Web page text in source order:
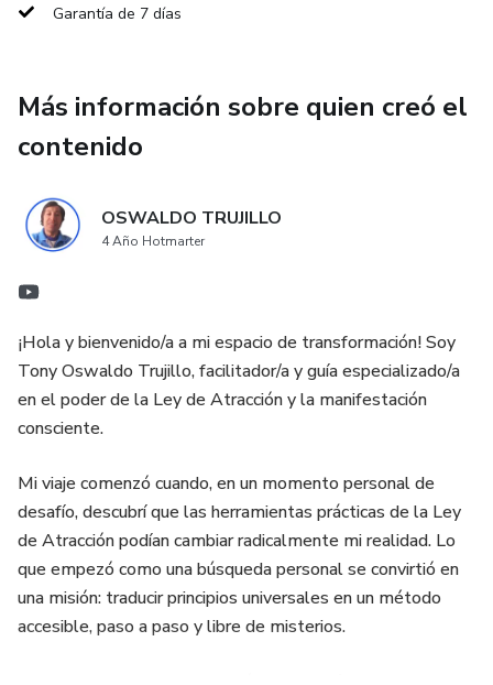
Garantía de 7 días
Más información sobre quien creó el
contenido
OSWALDO TRUJILLO
4 Año Hotmarter
¡Hola y bienvenido/a a mi espacio de transformación! Soy
Tony Oswaldo Trujillo, facilitador/a y guía especializado/a
en el poder de la Ley de Atracción y la manifestación
consciente.
Mi viaje comenzó cuando, en un momento personal de
desafío, descubrí que las herramientas prácticas de la Ley
de Atracción podían cambiar radicalmente mi realidad. Lo
que empezó como una búsqueda personal se convirtió en
una misión: traducir principios universales en un método
accesible, paso a paso y libre de misterios.